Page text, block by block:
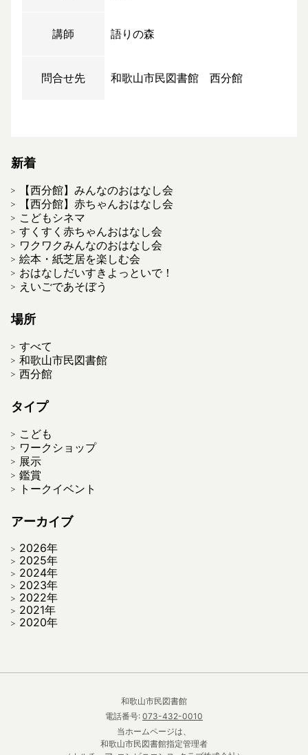
講師 語りの森
問合せ先 和歌山市民図書館 西分館
新着
【西分館】みんなのおはなし会
【西分館】赤ちゃんおはなし会
こどもシネマ
すくすく赤ちゃんおはなし会
ワクワクみんなのおはなし会
絵本・紙芝居を楽しむ会
おはなしだいすきよっといで！
えいごであそぼう
場所
すべて
和歌山市民図書館
西分館
タイプ
こども
ワークショップ
展示
鑑賞
トークイベント
アーカイブ
2026年
2025年
2024年
2023年
2022年
2021年
2020年
和歌山市民図書館
電話番号: 073-432-0010
当ホームページは、
和歌山市民図書館指定管理者